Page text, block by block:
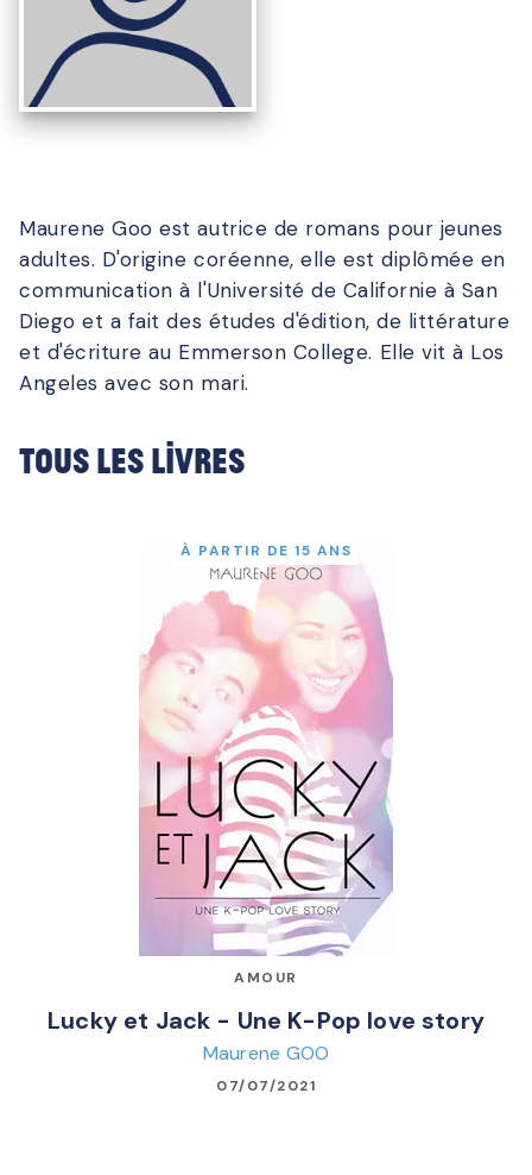
Maurene Goo est autrice de romans pour jeunes
adultes. D'origine coréenne, elle est diplômée en
communication à l'Université de Californie à San
Diego et a fait des études d'édition, de littérature
et d'écriture au Emmerson College. Elle vit à Los
Angeles avec son mari.
Tous les livres
À PARTIR DE 15 ANS
AMOUR
Lucky et Jack - Une K-Pop love story
Maurene GOO
07/07/2021